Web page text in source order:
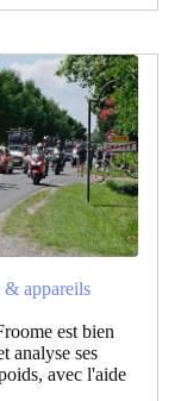
& appareils
est bien
analyse ses
avec l'aide